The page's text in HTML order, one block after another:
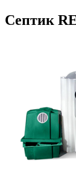
Септик